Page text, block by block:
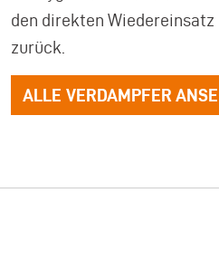
den direkten
zurück.
ALLE VERDAMPFER